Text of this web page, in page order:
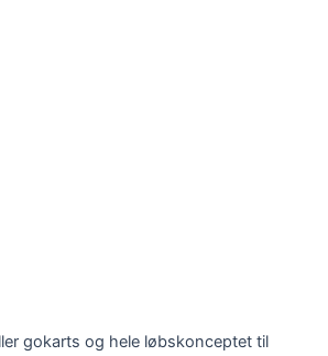
gokarts og hele løbskonceptet til